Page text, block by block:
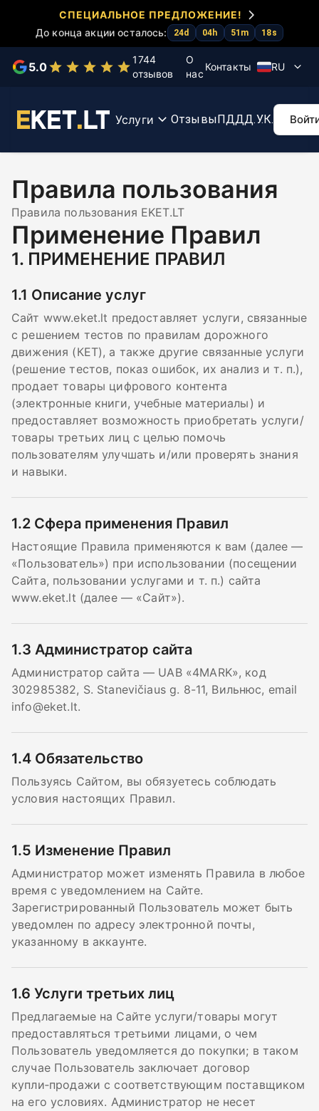
СПЕЦИАЛЬНОЕ ПРЕДЛОЖЕНИЕ!
До конца акции осталось:
24d 04h 51 m 18s
5.0
1744
отзывов
О
нас
Контакты RU
Услуги ОтзывыПДДД.У.К.
Выберите услугу
Ускорение
помощи
Правила пользования
Правила пользования EKET.LT
Применение Правил
1. ПРИМЕНЕНИЕ ПРАВИЛ
1.1 Описание услуг
Сайт www.eket.lt предоставляет услуги, связанные
с решением тестов по правилам дорожного
движения (КЕТ), а также другие связанные услуги
(решение тестов, показ ошибок, их анализ и т. п.),
продает товары цифрового контента
(электронные книги, учебные материалы) и
предоставляет возможность приобретать услуги/
товары третьих лиц с целью помочь
пользователям улучшать и/или проверять знания
и навыки.
1.2 Сфера применения Правил
Настоящие Правила применяются к вам (далее —
«Пользователь») при использовании (посещении
Сайта, пользовании услугами и т. п.) сайта
www.eket.lt (далее — «Сайт»).
1.3 Администратор сайта
Администратор сайта — UAB «4MARK», код
302985382, S. Stanevičiaus g. 8-11, Вильнюс, email
info@eket.lt.
1.4 Обязательство
Пользуясь Сайтом, вы обязуетесь соблюдать
условия настоящих Правил.
1.5 Изменение Правил
Администратор может изменять Правила в любое
время с уведомлением на Сайте.
Зарегистрированный Пользователь может быть
уведомлен по адресу электронной почты,
указанному в аккаунте.
1.6 Услуги третьих лиц
Предлагаемые на Сайте услуги/товары могут
предоставляться третьими лицами, о чем
Пользователь уведомляется до покупки; в таком
случае Пользователь заключает договор
купли‑продажи с соответствующим поставщиком
на его условиях. Администратор не несет